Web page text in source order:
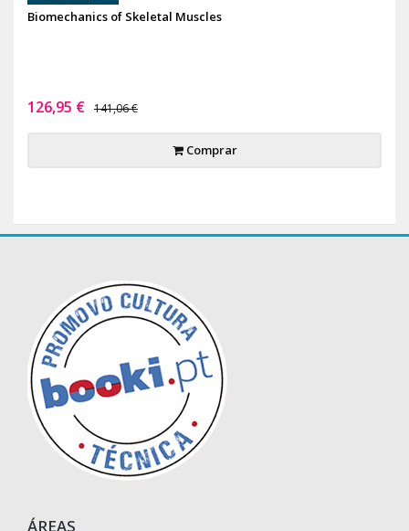
Biomechanics of Skeletal Muscles
126,95 € 141,06 €
Comprar
ÁREAS